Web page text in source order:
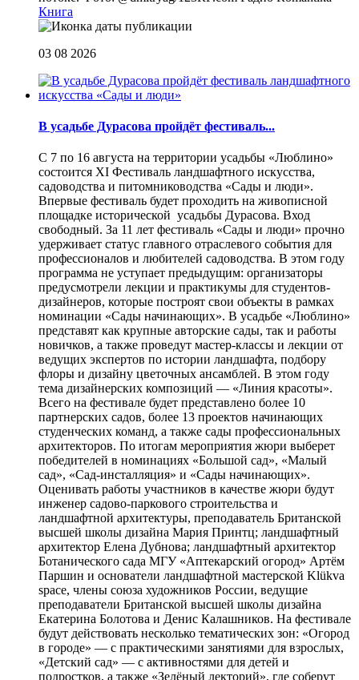
Книга
03 08 2026
В усадьбе Дурасова пройдёт фестиваль...
С 7 по 16 августа на территории усадьбы «Люблино»
состоится XI Фестиваль ландшафтного искусства,
садоводства и питомниководства «Сады и люди».
Впервые фестиваль будет проходить на живописной
площадке исторической усадьбы Дурасова. Вход
свободный. За 11 лет фестиваль «Сады и люди» прочно
удерживает статус главного отраслевого события для
профессионалов и любителей садоводства. В этом году
программа не уступает предыдущим: организаторы
предусмотрели лекции и практикумы для студентов-
дизайнеров, которые построят свои объекты в рамках
номинации «Сады начинающих». В усадьбе «Люблино»
представят как крупные авторские сады, так и работы
новичков, а также проведут мастер-классы и лекции от
ведущих экспертов по истории ландшафта, подбору
флоры и дизайну цветочных ансамблей. В этом году
тема дизайнерских композиций — «Линия красоты».
Всего на фестивале будет представлено более 10
партнерских садов, более 13 проектов начинающих
студенческих команд, а также сады профессиональных
архитекторов. По итогам мероприятия жюри выберет
победителей в номинациях «Большой сад», «Малый
сад», «Сад-инсталляция» и «Сады начинающих».
Оценивать работы участников в качестве жюри будут
инженер садово-паркового строительства и
ландшафтной архитектуры, преподаватель Британской
высшей школы дизайна Мария Принтц; ландшафтный
архитектор Елена Дубнова; ландшафтный архитектор
Ботанического сада МГУ «Аптекарский огород» Артём
Паршин и основатели ландшафтной мастерской Klükva
space, члены союза художников России, ведущие
преподаватели Британской высшей школы дизайна
Екатерина Болотова и Денис Калашников. На фестивале
будут действовать несколько тематических зон: «Огород
в городе» — с практическими занятиями для взрослых,
«Детский сад» — с активностями для детей и
подростков, а также «Зелёный лекторий», где соберут